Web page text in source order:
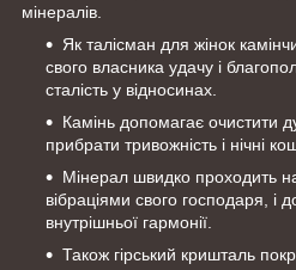
мінералів.
Як талісман для жінок
свого власника удачу і
сталість у відносинах.
Камінь допомагає очистити
прибрати тривожність і нічні
Мінерал швидко проходить
вібраціями свого господаря, і
внутрішньої гармонії.
Також гірський кришталь